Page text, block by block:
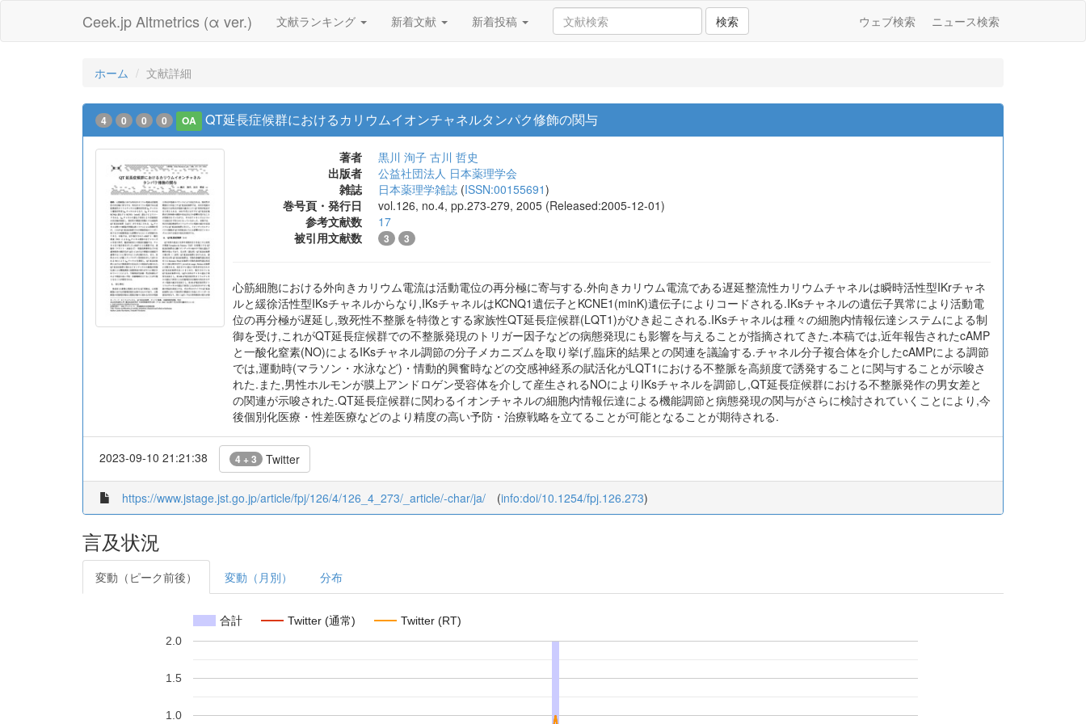
Ceek.jp Altmetrics (α ver.) 文献ランキング 新着文献 新着投稿 検索 ウェブ検索 ニュース検索
ホーム 文献詳細
4 0 0 0 OA QT延長症候群におけるカリウムイオンチャネルタンパク修飾の関与
著者 黒川 洵子 古川 哲史
出版者
公益社団法人 日本薬理学会
雑誌
日本薬理学雑誌 (ISSN:00155691)
巻号頁・発行日
vol.126, no.4, pp.273-279, 2005 (Released:2005-12-01)
参考文献数
17
被引用文献数
3 3
心筋細胞における外向きカリウム電流は活動電位の再分極に寄与する.外向きカリウム電流である遅延整流性カリウムチャネルは瞬時活性型IKrチャネ
ルと緩徐活性型IKsチャネルからなり,IKsチャネルはKCNQ1遺伝子とKCNE1(minK)遺伝子によりコードされる.IKsチャネルの遺伝子異常により活動電
位の再分極が遅延し,致死性不整脈を特徴とする家族性QT延長症候群(LQT1)がひき起こされる.IKsチャネルは種々の細胞内情報伝達システムによる制
御を受け,これがQT延長症候群での不整脈発現のトリガー因子などの病態発現にも影響を与えることが指摘されてきた.本稿では,近年報告されたcAMP
と一酸化窒素(NO)によるIKsチャネル調節の分子メカニズムを取り挙げ,臨床的結果との関連を議論する.チャネル分子複合体を介したcAMPによる調節
では,運動時(マラソン・水泳など)・情動的興奮時などの交感神経系の賦活化がLQT1における不整脈を高頻度で誘発することに関与することが示唆さ
れた.また,男性ホルモンが膜上アンドロゲン受容体を介して産生されるNOによりIKsチャネルを調節し,QT延長症候群における不整脈発作の男女差と
の関連が示唆された.QT延長症候群に関わるイオンチャネルの細胞内情報伝達による機能調節と病態発現の関与がさらに検討されていくことにより,今
後個別化医療・性差医療などのより精度の高い予防・治療戦略を立てることが可能となることが期待される.
2023-09-10 21:21:38 4 + 3 Twitter
https://www.jstage.jst.go.jp/article/fpj/126/4/126_4_273/_article/-char/ja/ (info:doi/10.1254/fpj.126.273)
言及状況
変動（ピーク前後） 変動（月別） 分布
合計 Twitter (通常) Twitter (RT)
1.0
1.5
2.0